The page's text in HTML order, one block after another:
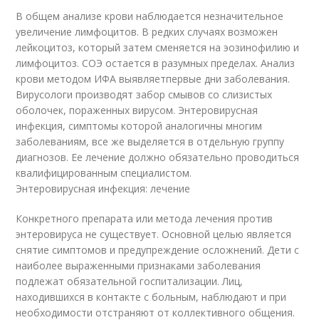
В общем анализе крови наблюдается незначительное
увеличение лимфоцитов. В редких случаях возможен
лейкоцитоз, который затем сменяется на эозинофилию и
лимфоцитоз. СОЭ остается в разумных пределах. Анализ
крови методом ИФА выявляетпервые дни заболевания.
Вирусологи производят забор смывов со слизистых
оболочек, пораженных вирусом. Энтеровирусная
инфекция, симптомы которой аналогичны многим
заболеваниям, все же выделяется в отдельную группу
диагнозов. Ее лечение должно обязательно проводиться
квалифицированным специалистом.
Энтеровирусная инфекция: лечение
Конкретного препарата или метода лечения против
энтеровируса не существует. Основной целью является
снятие симптомов и предупреждение осложнений. Дети с
наиболее выраженными признаками заболевания
подлежат обязательной госпитализации. Лиц,
находившихся в контакте с больным, наблюдают и при
необходимости отстраняют от коллективного общения.